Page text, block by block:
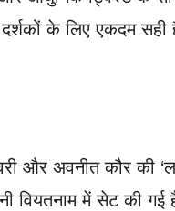
के लिए एकदम सही
और अवनीत कौर की
वियतनाम में सेट की